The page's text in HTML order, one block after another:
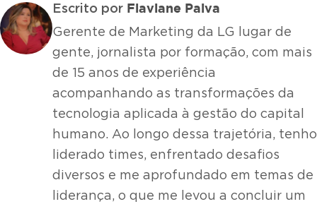
Escrito por Flaviane Paiva
Gerente de Marketing da LG lugar de
gente, jornalista por formação, com mais
de 15 anos de experiência
acompanhando as transformações da
tecnologia aplicada à gestão do capital
humano. Ao longo dessa trajetória, tenho
liderado times, enfrentado desafios
diversos e me aprofundado em temas de
liderança, o que me levou a concluir um